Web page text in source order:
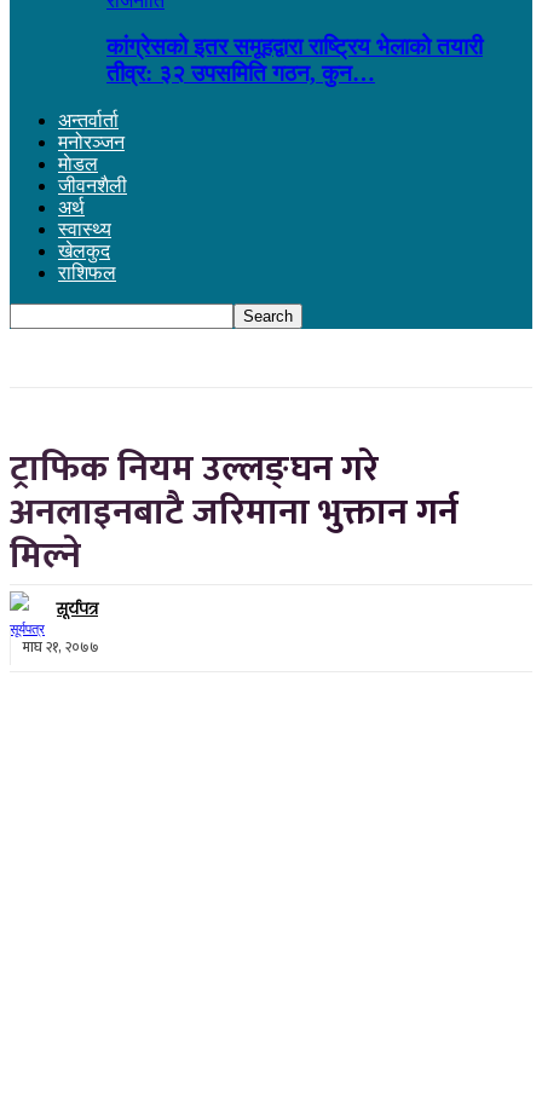
कांग्रेसको इतर समूहद्वारा राष्ट्रिय भेलाको तयारी
तीव्र: ३२ उपसमिति गठन, कुन…
अन्तर्वार्ता
मनोरञ्जन
माेडल
जीवनशैली
अर्थ
स्वास्थ्य
खेलकुद
राशिफल
ट्राफिक नियम उल्लङ्घन गरे
अनलाइनबाटै जरिमाना भुक्तान गर्न
मिल्ने
सूर्यपत्र
माघ २१, २०७७